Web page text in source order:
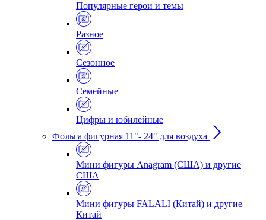
Популярные герои и темы
Разное
Сезонное
Семейные
Цифры и юбилейные
Фольга фигурная 11"- 24" для воздуха
Мини фигуры Anagram (США) и другие
США
Мини фигуры FALALI (Китай) и другие
Китай